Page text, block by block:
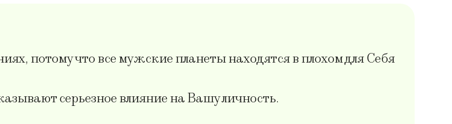
потому что все мужские планеты находятся в плохом для Себя
серьезное влияние на Вашу личность.